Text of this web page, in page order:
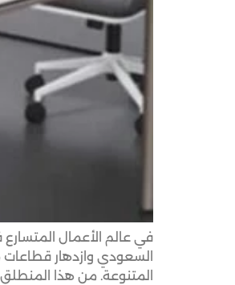
في عالم الأعمال
السعودي وازدهار قطاعات
المتنوعة. من هذا